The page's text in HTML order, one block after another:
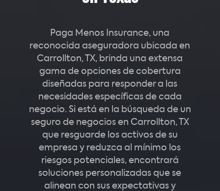
Paga Menos Insurance, una
reconocida aseguradora ubicada en
Carrollton, TX, brinda una extensa
gama de opciones de cobertura
diseñadas para responder a las
necesidades específicas de cada
negocio. Si está en la búsqueda de un
seguro de negocios en Carrollton, TX
que resguarde los activos de su
empresa y reduzca al mínimo los
riesgos potenciales, encontrará
soluciones personalizadas que se
alinean con sus expectativas y